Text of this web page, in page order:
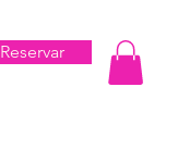
Reservar